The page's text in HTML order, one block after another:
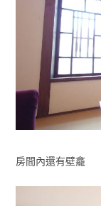
房間內還有壁龕